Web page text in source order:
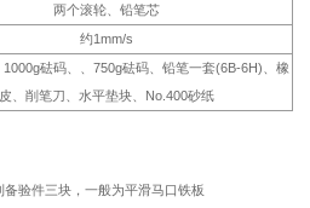
两个滚轮、铅笔芯
约1mm/s
1000g砝码、、750g砝码、铅笔一套(6B-6H)、橡
皮、削笔刀、水平垫块、No.400砂纸
验件三块，一般为平滑马口铁板